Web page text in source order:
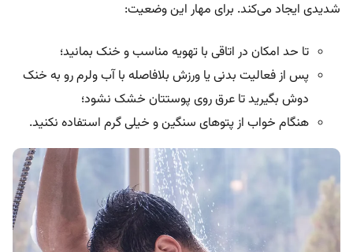
شدیدی ایجاد می‌کند. برای مهار این وضعیت:
تا حد امکان در اتاقی با تهویه مناسب و خنک بمانید؛
پس از فعالیت بدنی یا ورزش بلافاصله با آب ولرم رو به خنک
دوش بگیرید تا عرق روی پوستتان خشک نشود؛
هنگام خواب از پتوهای سنگین و خیلی گرم‌ استفاده نکنید.